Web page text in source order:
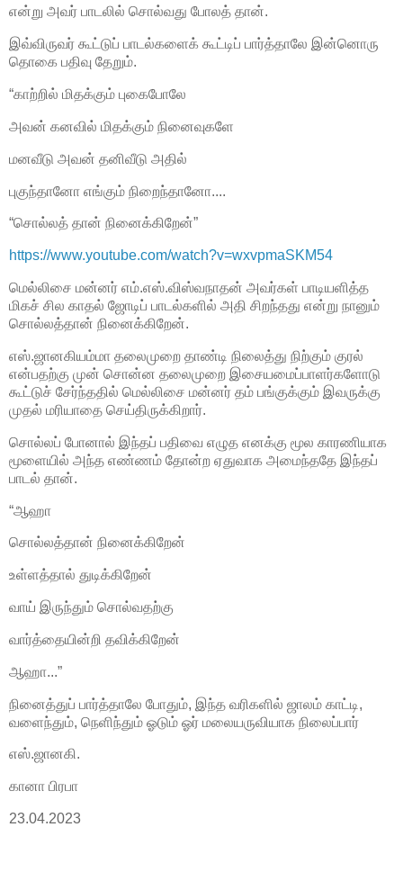
என்று அவர் பாடலில் சொல்வது போலத் தான்.
இவ்விருவர் கூட்டுப் பாடல்களைக் கூட்டிப் பார்த்தாலே இன்னொரு
தொகை பதிவு தேறும்.
“காற்றில் மிதக்கும் புகைபோலே
அவன் கனவில் மிதக்கும் நினைவுகளே
மனவீடு அவன் தனிவீடு அதில்
புகுந்தானோ எங்கும் நிறைந்தானோ....
“சொல்லத் தான் நினைக்கிறேன்”
https://www.youtube.com/watch?v=wxvpmaSKM54
மெல்லிசை மன்னர் எம்.எஸ்.விஸ்வநாதன் அவர்கள் பாடியளித்த
மிகச் சில காதல் ஜோடிப் பாடல்களில் அதி சிறந்தது என்று நானும்
சொல்லத்தான் நினைக்கிறேன்.
எஸ்.ஜானகியம்மா தலைமுறை தாண்டி நிலைத்து நிற்கும் குரல்
என்பதற்கு முன் சொன்ன தலைமுறை இசையமைப்பாளர்களோடு
கூட்டுச் சேர்ந்ததில் மெல்லிசை மன்னர் தம் பங்குக்கும் இவருக்கு
முதல் மரியாதை செய்திருக்கிறார்.
சொல்லப் போனால் இந்தப் பதிவை எழுத எனக்கு மூல காரணியாக
மூளையில் அந்த எண்ணம் தோன்ற ஏதுவாக அமைந்ததே இந்தப்
பாடல் தான்.
“ஆஹா
சொல்லத்தான் நினைக்கிறேன்
உள்ளத்தால் துடிக்கிறேன்
வாய் இருந்தும் சொல்வதற்கு
வார்த்தையின்றி தவிக்கிறேன்
ஆஹா...”
நினைத்துப் பார்த்தாலே போதும், இந்த வரிகளில் ஜாலம் காட்டி,
வளைந்தும், நெளிந்தும் ஓடும் ஓர் மலையருவியாக நிலைப்பார்
எஸ்.ஜானகி.
கானா பிரபா
23.04.2023